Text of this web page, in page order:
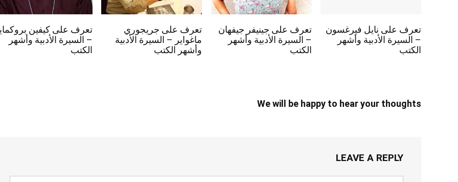
تعرف على نايل فيرغسون
– السيرة الأدبية وأشهر
الكتب
تعرف على جينيفر جيفهان
– السيرة الأدبية وأشهر
الكتب
تعرف على جريجوري
ماغواير – السيرة الأدبية
وأشهر الكتب
تعرف على كيفين
– السيرة الأدبية وأشهر
الكتب
We will be happy to hear your thoughts
LEAVE A REPLY